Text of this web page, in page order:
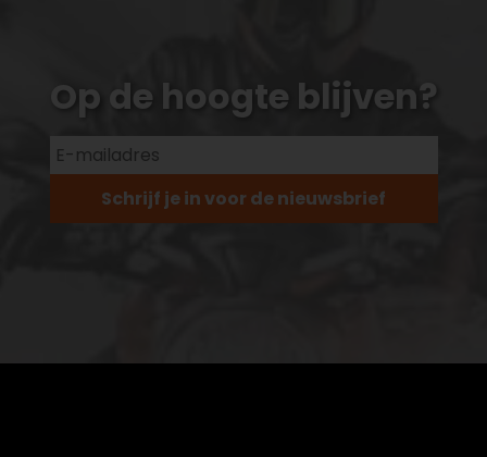
Op de hoogte blijven?
Schrijf je in voor de nieuwsbrief